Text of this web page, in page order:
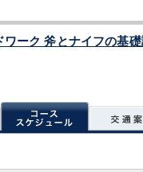
ーク 斧とナイフの基